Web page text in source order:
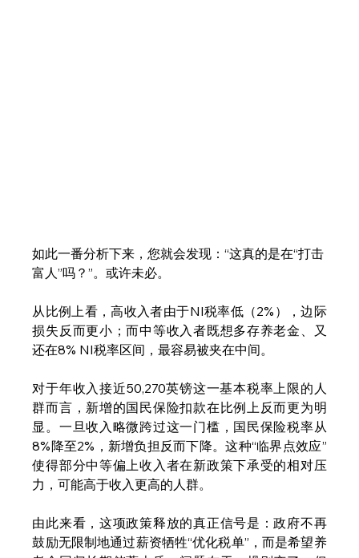
如此一番分析下来，您就会发现：“这真的是在“打击
富人”吗？”。或许未必。
从比例上看，高收入者由于NI税率低（2%），边际
损失反而更小；而中等收入者既想多存养老金、又
还在8% NI税率区间，最容易被夹在中间。
对于年收入接近50,270英镑这一基本税率上限的人
群而言，新增的国民保险扣款在比例上反而更为明
显。一旦收入略微跨过这一门槛，国民保险税率从
8%降至2%，新增负担反而下降。这种“临界点效应”
使得部分中等偏上收入者在新政策下承受的相对压
力，可能高于收入更高的人群。
由此来看，这项政策释放的真正信号是：政府不再
鼓励无限制地通过薪资牺牲“优化税单”，而是希望养